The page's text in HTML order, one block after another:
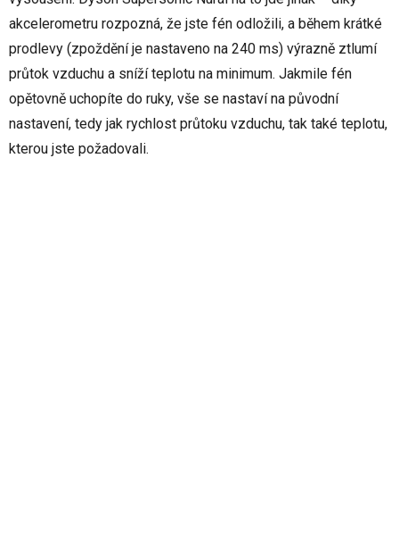
akcelerometru rozpozná, že jste fén odložili, a během krátké
prodlevy (zpoždění je nastaveno na 240 ms) výrazně ztlumí
průtok vzduchu a sníží teplotu na minimum. Jakmile fén
opětovně uchopíte do ruky, vše se nastaví na původní
nastavení, tedy jak rychlost průtoku vzduchu, tak také teplotu,
kterou jste požadovali.